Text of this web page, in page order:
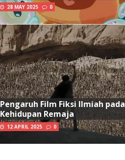
28 MAY 2025 0
Pengaruh Film Fiksi Ilmiah pada
Kehidupan Remaja
12 APRIL 2025 0